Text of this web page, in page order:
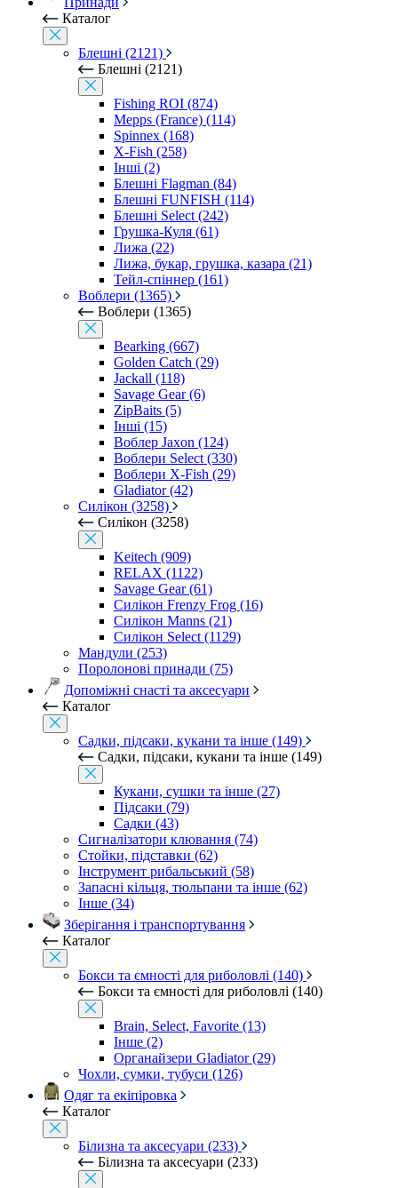
Каталог
Блешні (2121)
Блешні (2121)
Fishing ROI (874)
Mepps (France) (114)
Spinnex (168)
X-Fish (258)
Інші (2)
Блешні Flagman (84)
Блешні FUNFISH (114)
Блешні Select (242)
Грушка-Куля (61)
Лижа (22)
Лижа, букар, грушка, казара (21)
Тейл-спіннер (161)
Воблери (1365)
Воблери (1365)
Bearking (667)
Golden Catch (29)
Jackall (118)
Savage Gear (6)
ZipBaits (5)
Інші (15)
Воблер Jaxon (124)
Воблери Select (330)
Воблери X-Fish (29)
Gladiator (42)
Силікон (3258)
Силікон (3258)
Keitech (909)
RELAX (1122)
Savage Gear (61)
Силікон Frenzy Frog (16)
Силікон Manns (21)
Силікон Select (1129)
Мандули (253)
Поролонові принади (75)
Допоміжні снасті та аксесуари
Каталог
Садки, підсаки, кукани та інше (149)
Садки, підсаки, кукани та інше (149)
Кукани, сушки та інше (27)
Підсаки (79)
Садки (43)
Сигналізатори клювання (74)
Стойки, підставки (62)
Інструмент рибальський (58)
Запасні кільця, тюльпани та інше (62)
Інше (34)
Зберігання і транспортування
Каталог
Бокси та ємності для риболовлі (140)
Бокси та ємності для риболовлі (140)
Brain, Select, Favorite (13)
Інше (2)
Органайзери Gladiator (29)
Чохли, сумки, тубуси (126)
Одяг та екіпіровка
Каталог
Білизна та аксесуари (233)
Білизна та аксесуари (233)